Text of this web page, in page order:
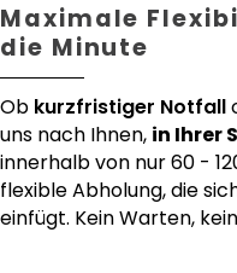
Maximale
die Minute
Ob kurzfristiger Notfall
uns nach Ihnen, in Ihrer
innerhalb von nur 60 -
flexible Abholung, die
einfügt. Kein Warten,